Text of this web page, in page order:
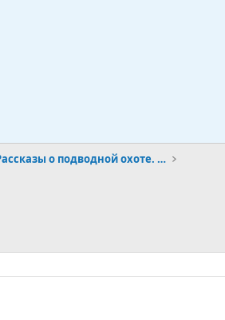
Охотимся. Рассказы о подводной охоте. Тактика и ст